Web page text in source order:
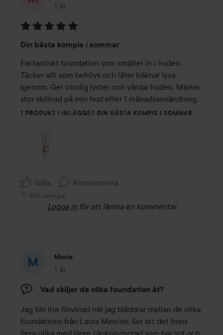
1 år
Inlägget skapades 1 år
5
av
5
Din bästa kompis i sommar
Fantastiskt foundation som smälter in i huden.
Täcker allt som behövs och låter fräknar lysa
igenom. Ger otrolig lyster och vårdar huden. Märker
stor skillnad på min hud efter 1 månadsanvändning.
1 PRODUKT I INLÄGGET DIN BÄSTA KOMPIS I SOMMAR
Gilla Kommentera
905 visningar
Logga in för att lämna en kommentar
Marie
1 år
Inlägget skapades 1 år
Vad skiljer de olika foundation åt?
Jag blir lite förvirrad när jag bläddrar mellan de olika
foundations från Laura Mercier. Ser att det finns